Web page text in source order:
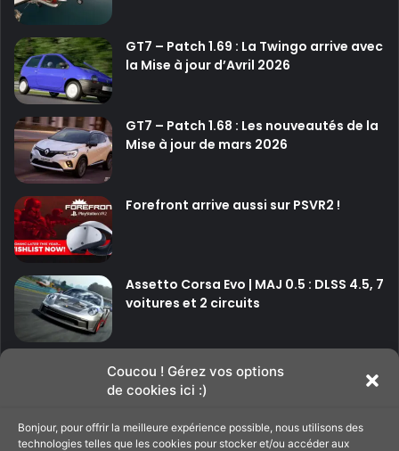
Coucou ! Gérez vos options
de cookies ici :)
Bonjour, pour offrir la meilleure expérience possible, nous utilisons des
technologies telles que les cookies pour stocker et/ou accéder aux
GT7 – Patch 1.69 : La Twingo arrive avec
la Mise à jour d’Avril 2026
GT7 – Patch 1.68 : Les nouveautés de la
Mise à jour de mars 2026
Forefront arrive aussi sur PSVR2 !
Assetto Corsa Evo | MAJ 0.5 : DLSS 4.5, 7
voitures et 2 circuits
P
a
e
P
e
Soutenir le site